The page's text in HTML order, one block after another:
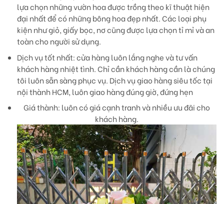
lựa chọn những vườn hoa được trồng theo kĩ thuật hiện
đại nhất để có những bông hoa đẹp nhất. Các loại phụ
kiện như giỏ, giấy bọc, nơ cũng được lựa chọn tỉ mỉ và an
toàn cho người sử dụng.
Dịch vụ tốt nhất:cửa hàng luôn lắng nghe và tư vấn
khách hàng nhiệt tình. Chỉ cần khách hàng cần là chúng
tôi luôn sẵn sàng phục vụ. Dịch vụ giao hàng siêu tốc tại
nội thành HCM, luôn giao hàng đúng giờ, đứng hẹn
Giá thành: luôn có giá cạnh tranh và nhiều ưu đãi cho
khách hàng.